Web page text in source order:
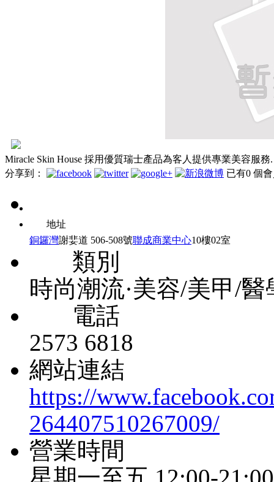
Miracle Skin House 採用優質瑞士產品為客人提供專業美容服務.
分享到：
已有0 個
地址
銅鑼灣謝婓道 506-508號聯成商業中心10樓02室
類別
時尚潮流·美容/美甲/醫
電話
2573 6818
網站連結
https://
264407510267009/
營業時間